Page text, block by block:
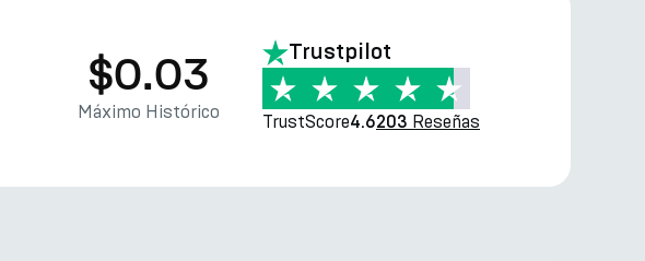
$0.03
Máximo Histórico
Trustpilot
TrustScore4.6203 Reseñas